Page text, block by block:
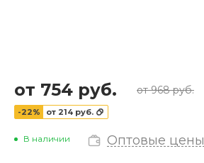
от 754 руб. от 968 руб.
-22% от 214 руб.
В наличии Оптовые цены